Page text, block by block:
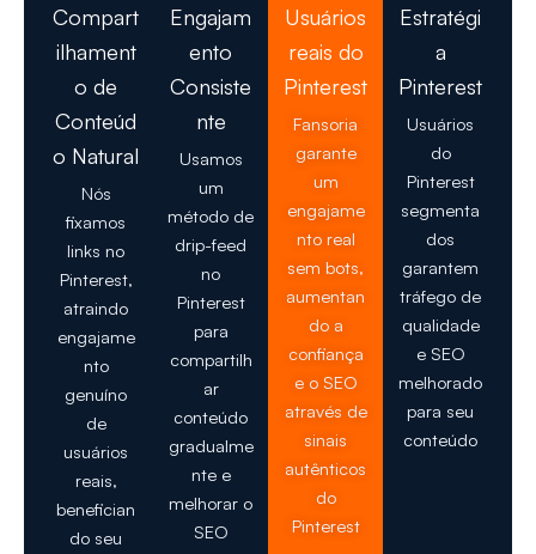
Compart
ilhament
o de
Conteúd
o Natural
Nós
fixamos
links no
Pinterest,
atraindo
engajame
nto
genuíno
de
usuários
reais,
benefician
do seu
Engajam
ento
Consiste
nte
Usamos
um
método de
drip-feed
no
Pinterest
para
compartilh
ar
conteúdo
gradualme
nte e
melhorar o
SEO
Usuários
reais do
Pinterest
Fansoria
garante
um
engajame
nto real
sem bots,
aumentan
do a
confiança
e o SEO
através de
sinais
autênticos
do
Pinterest
Estratégi
a
Pinterest
Usuários
do
Pinterest
segmenta
dos
garantem
tráfego de
qualidade
e SEO
melhorado
para seu
conteúdo